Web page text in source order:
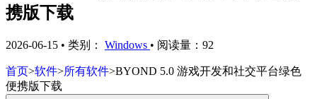
携版下载
2026-06-15 • 类别： Windows • 阅读量：92
首页>软件>所有软件>BYOND 5.0 游戏开发和社交平台绿色
便携版下载